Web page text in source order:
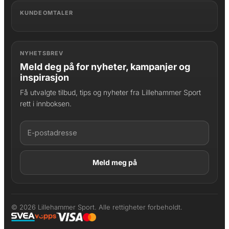
KUNDEOMTALER
NYHETSBREV
Meld deg på for nyheter, kampanjer og
inspirasjon
Få utvalgte tilbud, tips og nyheter fra Lillehammer Sport
rett i innboksen.
© 2026 Lillehammer Sport. Alle rettigheter forbeholdt.
LAGT I HANDLEKURV
Produktet er lagt til